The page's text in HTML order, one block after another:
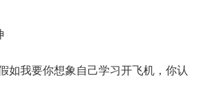
如我要你想象自己学习开飞机，你认